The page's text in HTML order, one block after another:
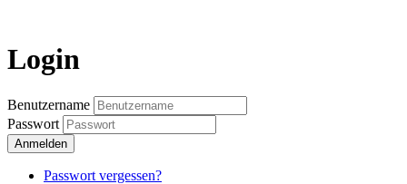
Login
Benutzername
Passwort
Anmelden
Passwort vergessen?